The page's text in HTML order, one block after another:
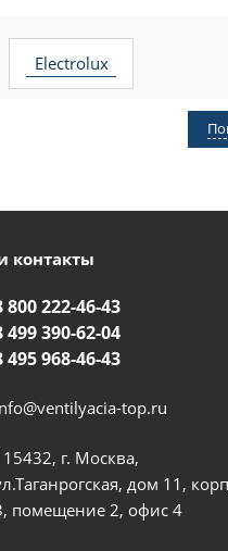
electrolux
контакты
800 222-46-43
499 390-62-04
495 968-46-43
top.ru
г. Москва,
дом 11,
помещение 2, офис 4